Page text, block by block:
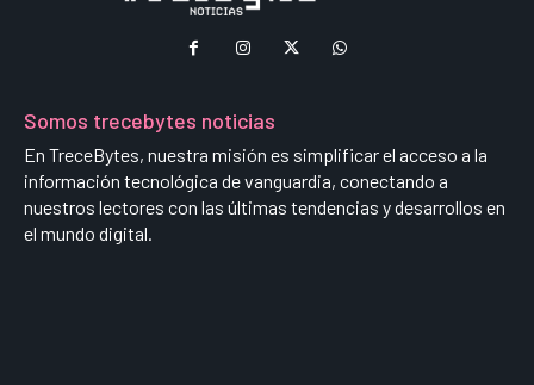
Somos trecebytes noticias
En TreceBytes, nuestra misión es simplificar el acceso a la
información tecnológica de vanguardia, conectando a
nuestros lectores con las últimas tendencias y desarrollos en
el mundo digital.